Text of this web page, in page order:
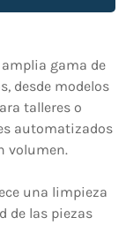
gama de
desde modelos
talleres o
automatizados
volumen.
una limpieza
de las piezas